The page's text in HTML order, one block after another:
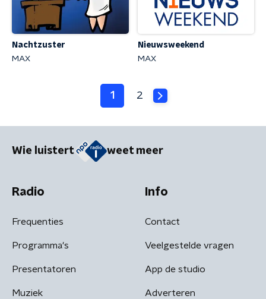
Nachtzuster
MAX
Nieuwsweekend
MAX
1 2
Wie luistert weet meer
Radio
Frequenties
Programma's
Presentatoren
Muziek
Info
Contact
Veelgestelde vragen
App de studio
Adverteren